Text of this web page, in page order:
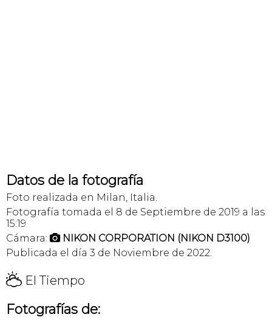
Datos de la fotografía
Foto realizada en Milan, Italia.
Fotografía tomada el 8 de Septiembre de 2019 a las
15:19
Cámara:  NIKON CORPORATION (NIKON D3100)
Publicada el día 3 de Noviembre de 2022.
H El Tiempo
Fotografías de: